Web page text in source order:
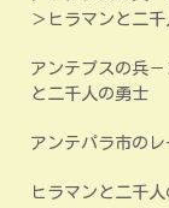
＞ヒラマンと二
アンテプスの兵
と二千人の勇士
アンテパラ市の
ヒラマンと二千